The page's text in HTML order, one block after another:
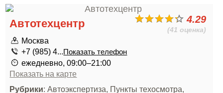
4.29
(41 оценка)
Автотехцентр
Москва
+7 (985) 4...Показать телефон
ежедневно, 09:00–21:00
Показать на карте
Рубрики: Автоэкспертиза, Пункты техосмотра,